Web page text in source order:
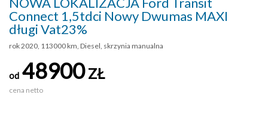
Connect 1,5tdci Nowy Dwumas MAXI
długi Vat23%
rok 2020, 113000 km, Diesel, skrzynia manualna
od 48900ZŁ
cena netto